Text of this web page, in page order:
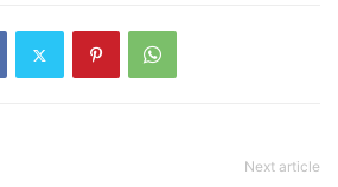
Next article